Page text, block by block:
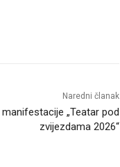
Naredni članak
„Teatar pod
zvijezdama 2026“